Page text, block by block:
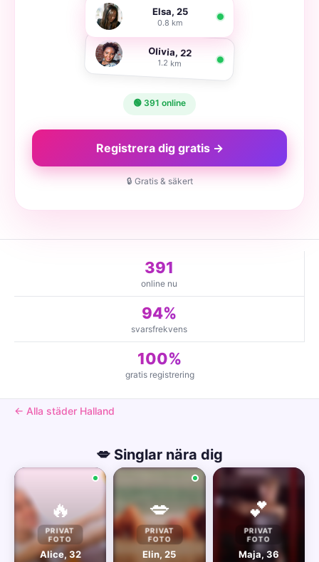
Elsa, 25
0.8 km
Olivia, 22
1.2 km
🟢 391 online
Registrera dig gratis →
🔒 Gratis & säkert
391
online nu
94%
svarsfrekvens
100%
gratis registrering
← Alla städer Halland
💋 Singlar nära dig
🔥
PRIVAT
FOTO
Alice, 32
💋
PRIVAT
FOTO
Elin, 25
💕
PRIVAT
FOTO
Maja, 36